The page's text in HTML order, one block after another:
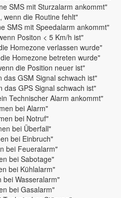
SMS mit Sturzalarm ankommt"
wenn die Routine fehlt"
SMS mit Speedalarm ankommt"
Positon < 5 Km/h ist"
Homezone verlassen wurde"
Homezone betreten wurde"
die Position neuer ist"
das GSM Signal schwach ist"
das GPS Signal schwach ist"
Technischer Alarm ankommt"
bei Alarm"
bei Notruf"
bei Überfall"
bei Einbruch"
bei Feueralarm"
bei Sabotage"
bei Kühlalarm"
bei Wasseralarm"
bei Gasalarm"